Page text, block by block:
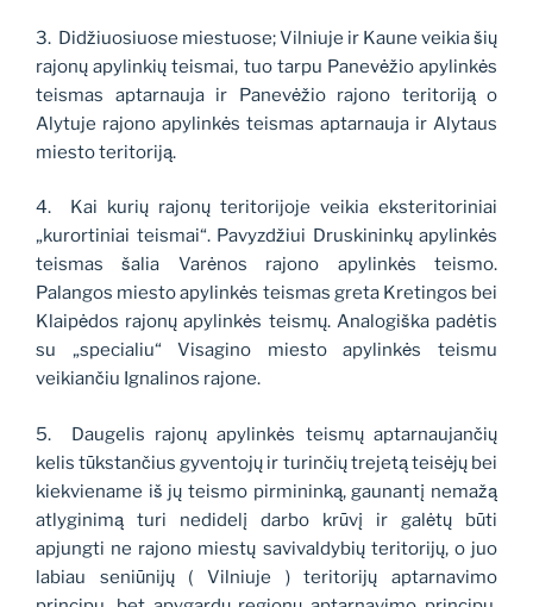
3. Didžiuosiuose miestuose; Vilniuje ir Kaune veikia šių
rajonų apylinkių teismai, tuo tarpu Panevėžio apylinkės
teismas aptarnauja ir Panevėžio rajono teritoriją o
Alytuje rajono apylinkės teismas aptarnauja ir Alytaus
miesto teritoriją.
4. Kai kurių rajonų teritorijoje veikia eksteritoriniai
„kurortiniai teismai“. Pavyzdžiui Druskininkų apylinkės
teismas šalia Varėnos rajono apylinkės teismo.
Palangos miesto apylinkės teismas greta Kretingos bei
Klaipėdos rajonų apylinkės teismų. Analogiška padėtis
su „specialiu“ Visagino miesto apylinkės teismu
veikiančiu Ignalinos rajone.
5. Daugelis rajonų apylinkės teismų aptarnaujančių
kelis tūkstančius gyventojų ir turinčių trejetą teisėjų bei
kiekviename iš jų teismo pirmininką, gaunantį nemažą
atlyginimą turi nedidelį darbo krūvį ir galėtų būti
apjungti ne rajono miestų savivaldybių teritorijų, o juo
labiau seniūnijų ( Vilniuje ) teritorijų aptarnavimo